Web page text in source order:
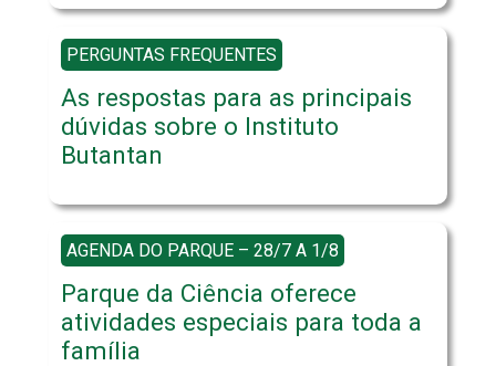
PERGUNTAS FREQUENTES
As respostas para as principais
dúvidas sobre o Instituto
Butantan
AGENDA DO PARQUE – 28/7 A 1/8
Parque da Ciência oferece
atividades especiais para toda a
família